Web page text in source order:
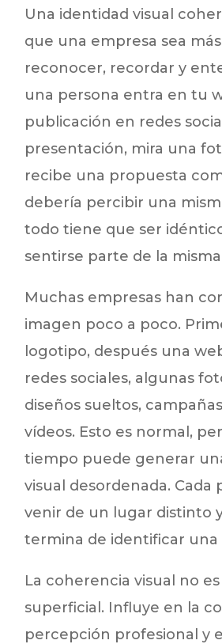
Una identidad visual
que una empresa sea
reconocer, recordar y
una persona entra en tu
publicación en redes
presentación, mira una
recibe una propuesta
debería percibir una
todo tiene que ser
sentirse parte de la
Muchas empresas han
imagen poco a poco.
logotipo, después una
redes sociales, algunas
diseños sueltos,
vídeos. Esto es normal,
tiempo puede generar
visual desordenada. Cada
venir de un lugar distinto
termina de identificar una
La coherencia visual no
superficial. Influye en la
percepción profesional y